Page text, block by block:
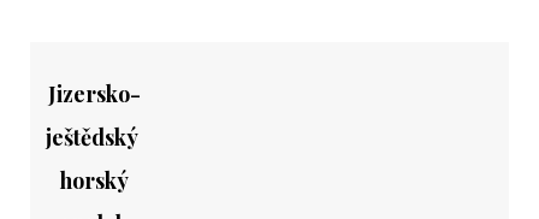
Jizersko-
ještědský
horský